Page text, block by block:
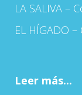
LA SALIVA –
EL HÍGADO
Leer más...